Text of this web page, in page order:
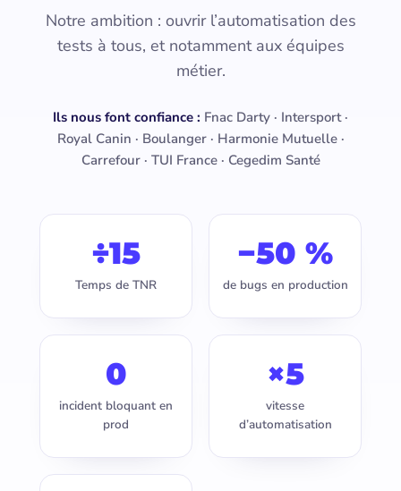
Notre ambition : ouvrir l’automatisation des
tests à tous, et notamment aux équipes
métier.
Ils nous font confiance : Fnac Darty · Intersport ·
Royal Canin · Boulanger · Harmonie Mutuelle ·
Carrefour · TUI France · Cegedim Santé
÷15
Temps de TNR
−50 %
de bugs en production
0
incident bloquant en
prod
×5
vitesse
d’automatisation